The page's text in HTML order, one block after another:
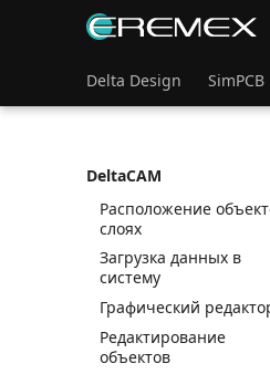
Delta Design
DeltaCAM
Графический
Создание новых
Работа со слоями
Расположение
слоях
Загрузка данных в
систему
Графический
Редактирование
объектов